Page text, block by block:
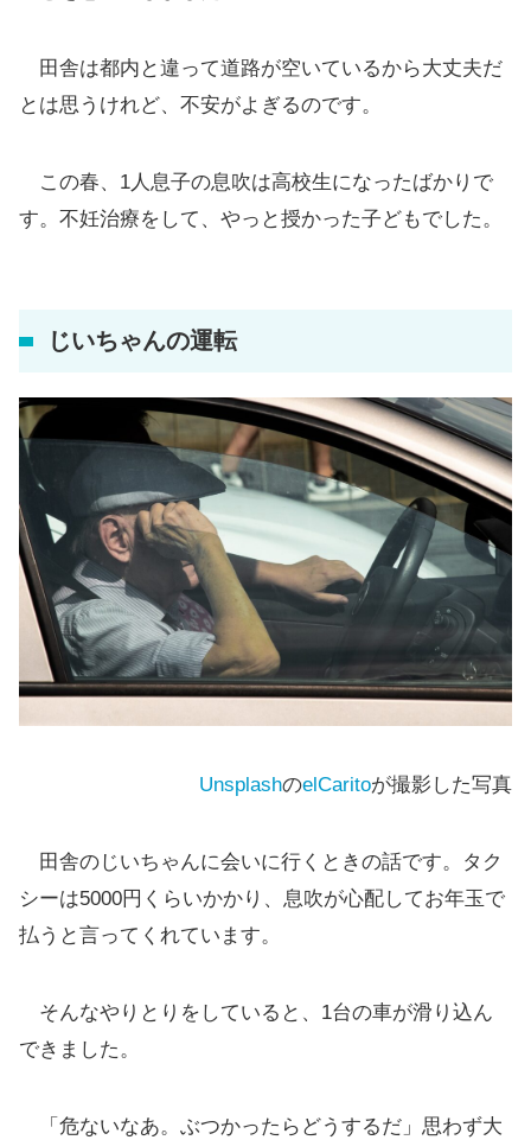
田舎は都内と違って道路が空いているから大丈夫だ
とは思うけれど、不安がよぎるのです。
この春、1人息子の息吹は高校生になったばかりで
す。不妊治療をして、やっと授かった子どもでした。
じいちゃんの運転
UnsplashのelCaritoが撮影した写真
田舎のじいちゃんに会いに行くときの話です。タク
シーは5000円くらいかかり、息吹が心配してお年玉で
払うと言ってくれています。
そんなやりとりをしていると、1台の車が滑り込ん
できました。
「危ないなあ。ぶつかったらどうするだ」思わず大